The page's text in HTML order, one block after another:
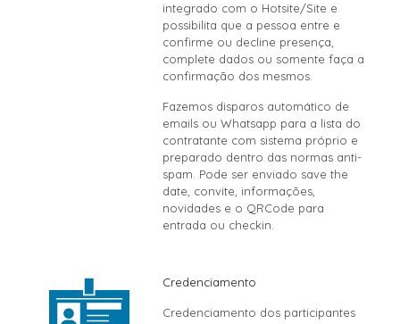
integrado com o Hotsite/Site e
possibilita que a pessoa entre e
confirme ou decline presença,
complete dados ou somente faça a
confirmação dos mesmos.
Fazemos disparos automático de
emails ou Whatsapp para a lista do
contratante com sistema próprio e
preparado dentro das normas anti-
spam. Pode ser enviado save the
date, convite, informações,
novidades e o QRCode para
entrada ou checkin.
Credenciamento
Credenciamento dos participantes